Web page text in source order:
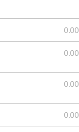
0.00
0.00
0.00
0.00